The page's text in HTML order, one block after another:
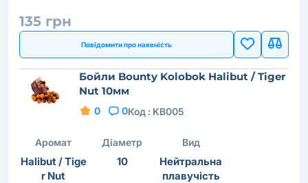
135 грн
Повідомити про наявність
Бойли Bounty Kolobok Halibut / Tiger
Nut 10мм
0 0Код : KB005
Аромат
Halibut / Tige
r Nut
Діаметр
10
Вид
Нейтральна
плавучість